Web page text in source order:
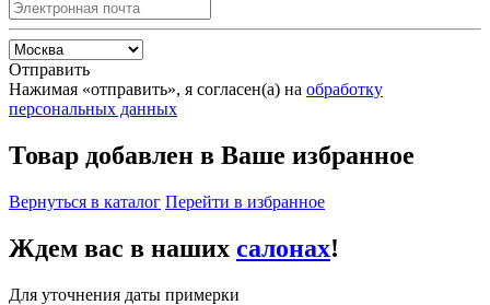
Отправить
Нажимая «отправить», я согласен(а) на обработку
персональных данных
Товар добавлен в Ваше избранное
Вернуться в каталог Перейти в избранное
Ждем вас в наших салонах!
Для уточнения даты примерки